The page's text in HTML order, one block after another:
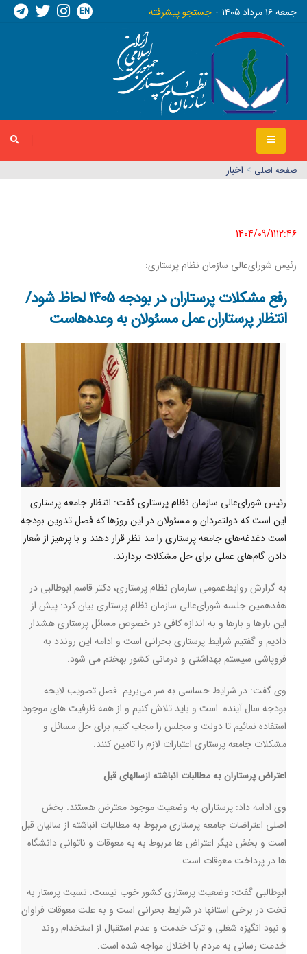
جمعه ١٦ مرداد ١٤٠٥ جستجو پیشرفته EN
صفحه اصلي > اخبار
1404/09/11١٢:٤٦
رئیس شورای‌عالی سازمان نظام پرستاری:
رفع مشکلات پرستاران در بودجه 1405 لحاظ شود/
انتظار پرستاران عمل مسئولان به وعده‌هاست
رئیس شورای‌عالی سازمان نظام پرستاری گفت: انتظار جامعه پرستاری
این است که دولتمردان و مسئولان در این روزها که فصل تدوین بودجه
است دغدغه‌های جامعه پرستاری را مد نظر قرار دهند و با پرهیز از شعار
دادن گام‌های عملی برای حل مشکلات بردارند.
به ‌گزارش روابط‌عمومی سازمان نظام پرستاری، دکتر قاسم ابوطالبی در
هفدهمین جلسه شورای‌عالی سازمان نظام پرستاری بیان کرد: پیش از
این بارها و بارها و به اندازه کافی در خصوص مسائل پرستاری هشدار
دادیم و گفتیم شرایط پرستاری بحرانی است و ادامه این روندد به
فروپاشی سیستم بهداشتی و درمانی کشور بهختم می شود.
وی گفت: در شرایط حساسی به سر می‌بریم. فصل تصویب لایحه
بودجه سال آینده است و باید تلاش کنیم و از همه ظرفیت های موجود
استفاده نمائیم تا دولت و مجلس را مجاب کنیم برای حل مسائل و
مشکلات جامعه پرستاری اعتبارات لازم را تامین کنند.
اعتراض پرستاران به مطالبات انباشته ازسالهای قبل
وی ادامه داد: پرستاران به وضعیت موجود معترض هستند. بخش
اصلی اعتراضات جامعه پرستاری مربوط به مطالبات انباشته از سالیان قبل
است و بخش دیگر اعتراض ها مربوط به به معوقات و ناتوانی دانشگاه
ها در پرداخت معوقات است.
ابوطالبی گفت: وضعیت پرستاری کشور خوب نیست. نسبت پرستار به
تخت در برخی استانها در شرایط بحرانی است و به علت معوقات فراوان
و نبود انگیزه شغلی و ترک خدمت و عدم استقبال از استخدام روند
خدمت رسانی به مردم با اختلال مواجه شده است.